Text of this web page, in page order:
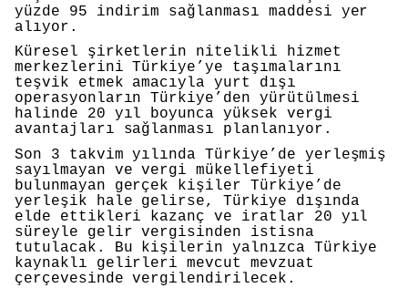
yüzde 95 indirim sağlanması maddesi yer
alıyor.
Küresel şirketlerin nitelikli hizmet
merkezlerini Türkiye’ye taşımalarını
teşvik etmek amacıyla yurt dışı
operasyonların Türkiye’den yürütülmesi
halinde 20 yıl boyunca yüksek vergi
avantajları sağlanması planlanıyor.
Son 3 takvim yılında Türkiye’de yerleşmiş
sayılmayan ve vergi mükellefiyeti
bulunmayan gerçek kişiler Türkiye’de
yerleşik hale gelirse, Türkiye dışında
elde ettikleri kazanç ve iratlar 20 yıl
süreyle gelir vergisinden istisna
tutulacak. Bu kişilerin yalnızca Türkiye
kaynaklı gelirleri mevcut mevzuat
çerçevesinde vergilendirilecek.